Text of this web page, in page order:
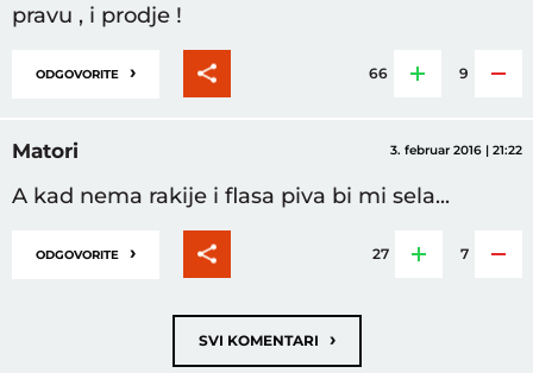
pravu , i prodje !
ODGOVORITE › 66 9
Matori 3. februar 2016 | 21:22
A kad nema rakije i flasa piva bi mi sela...
ODGOVORITE › 27 7
SVI KOMENTARI ›